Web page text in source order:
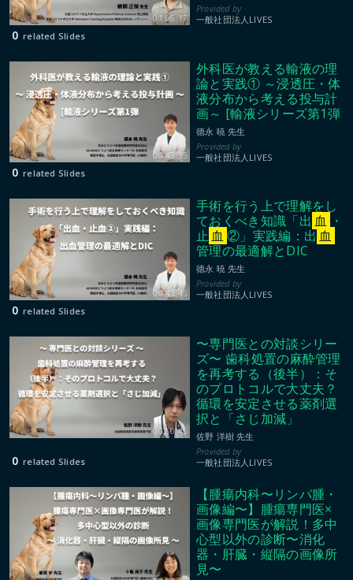
01:06:17 一般社団法人LIVES
0 related Slides
00:49:35
外科医が教える輸液の理
論と実践① ～浸透圧・体
液分布から考える投与計
画～ [輸液シリーズ第1弾
德永 暁 先生
一般社団法人LIVES
0 related Slides
00:43:45
手術を行う上で理解をし
ておくべき知識「出 血 ・
止血②」実践編：出 血
管理の最適解とDIC
德永 暁 先生
一般社団法人LIVES
0 related Slides
00:50:45
〜専門医との対談シリー
ズ〜 歯科処置の麻酔管理
を再考する（後半）：そ
のプロトコルで大丈夫？
循環を安定させる薬剤選
択と「さじ加減」
佐野 洋樹 先生
一般社団法人LIVES
0 related Slides
【腫瘍内科〜リンパ腫・
画像編〜】腫瘍専門医×
画像専門医が解説！多中
心型以外の診断〜消化
器・肝臓・縦隔の画像所
見〜